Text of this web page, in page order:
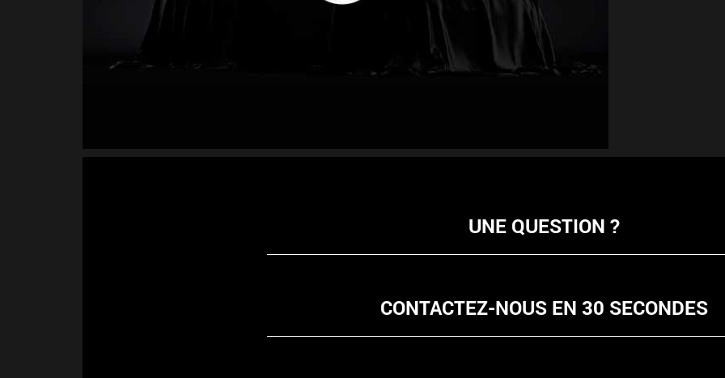
UNE QUESTION ?
CONTACTEZ-NOUS EN 30 SECONDES